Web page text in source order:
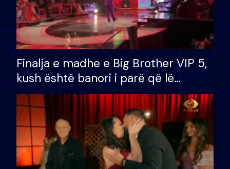
Finalja e madhe e Big Brother VIP 5,
kush është banori i parë që lë
shtëpinë dhe humb mundësinë për
të fituar çmimin e madh